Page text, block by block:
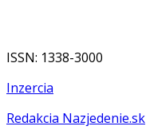
ISSN: 1338-3000
Inzercia
Redakcia Nazjedenie.sk